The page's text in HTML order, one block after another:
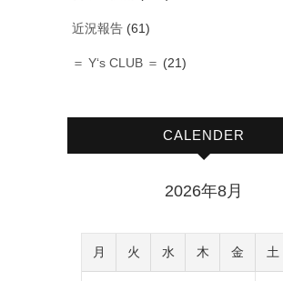
近況報告 (61)
＝ Y‘s CLUB ＝ (21)
CALENDER
2026年8月
月 火 水 木 金 土